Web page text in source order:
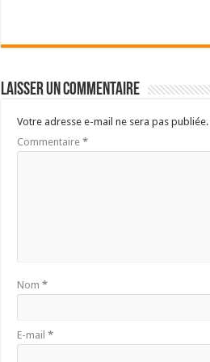
Laisser un commentaire
Votre adresse e-mail ne sera pas publiée.
Commentaire *
Nom *
E-mail *